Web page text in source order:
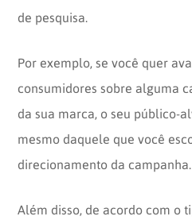
de pesquisa.
Por exemplo, se você quer
consumidores sobre alguma
da sua marca, o seu público-
mesmo daquele que você
direcionamento da campanha.
Além disso, de acordo com o